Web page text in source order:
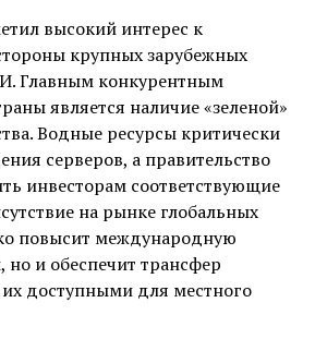
высокий интерес к
крупных зарубежных
Главным конкурентным
является наличие «зеленой»
Водные ресурсы критически
серверов, а правительство
инвесторам соответствующие
на рынке глобальных
повысит международную
и обеспечит трансфер
доступными для местного